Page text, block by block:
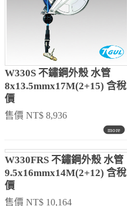
W330S 不鏽鋼外殼 水管
8x13.5mmx17M(2+15) 含稅
價
售價 NT$ 8,936